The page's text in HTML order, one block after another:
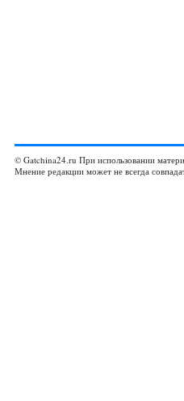
© Gatchina24.ru При использовании
Мнение редакции может не всегда